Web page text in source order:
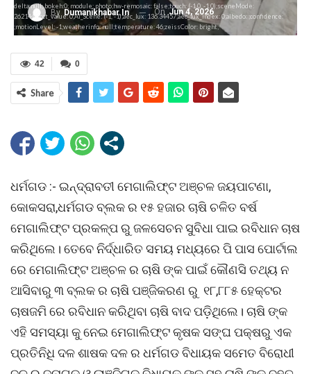
By Dumanikhabar.in On Jun 4, 2026
delta:null; bokeh:0; module: photo;hw-remosaic: false;touch: (-1.0, -1.0);sceneMode:
2621440;cct_value: 0;AI_Scene: (-1, -1);aec_lux: 136.34457;aec_lux_index: 0;albedo: ;confidence:
;motionLevel: -1;weatherinfo: null;temperature: 46;zeissColor: bright;
0
42
Share
ଧର୍ମଗଡ :- ଇନ୍ଦ୍ରାବତୀ ମେଗାଲିଫ୍ଟ ଅଞ୍ଚଳ ଜୟପାଟଣା,
କୋକସରା,ଧର୍ମଗଡ ବ୍ଲକ ର ୧୫ ହଜାର ଚାଷି ଚଳିତ ବର୍ଷ
ମେଗାଲିଫ୍ଟ ପ୍ରକଳ୍ପ ରୁ ଜଳସେଚନ ସୁବିଧା ପାଇ ରବିଧାନ ଚାଷ
କରିଥିଲେ। ତେବେ ନିର୍ଦ୍ଧାରିତ ସମୟ ମଧ୍ୟରେ ପି ପାସ ପୋର୍ଟାଲ
ରେ ମେଗାଲିଫ୍ଟ ଅଞ୍ଚଳ ର ଚାଷି ଙ୍କ ପାଇଁ କୌଣସି ତଥ୍ୟ ନ
ଆସିବାରୁ ୩ ବ୍ଲକ ର ଚାଷି ପଞ୍ଜିକରଣ ରୁ ୧୮,୮୮୫ ହେକ୍ଟର
ଚାଷଜମି ରେ ରବିଧାନ କରିଥିବା ଚାଷି ବାଦ ପଡ଼ିଥିଲେ। ଚାଷି ଙ୍କ
ଏହି ସମସ୍ୟା କୁ ନେଇ ମେଗାଲିଫ୍ଟ କୃଷକ ସଙ୍ଘ ପକ୍ଷରୁ ଏକ
ପ୍ରତିନିଧି ଦଳ ଶାଷକ ଦଳ ର ଧର୍ମଗଡ ବିଧାୟକ ସମେତ ବିରୋଧୀ